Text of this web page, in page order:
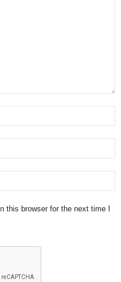
this browser for the next time I